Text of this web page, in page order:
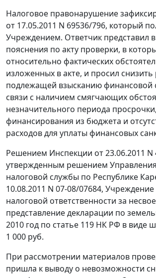
Налоговое правонарушение
от 17.05.2011 N 69536/796, который
Учреждением. Ответчик представил
пояснения по акту проверки, в
относительно фактических
изложенных в акте, и просил снизить
подлежащей взысканию финансовой
связи с наличием смягчающих
незначительного периода просрочки,
финансирования из бюджета и
расходов для уплаты финансовых
Решением Инспекции от 23.06.2011 N
утвержденным решением
налоговой службы по Республике
10.08.2011 N 07-08/07684,
налоговой ответственности за
представление декларации по
2010 год по статье 119 НК РФ в виде
1 000 руб.
При рассмотрении материалов
пришла к выводу о невозможности